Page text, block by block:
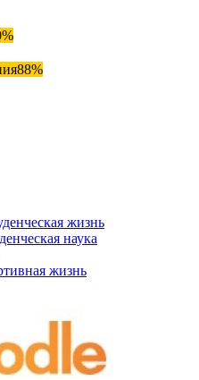
88%
жизнь
наука
жизнь